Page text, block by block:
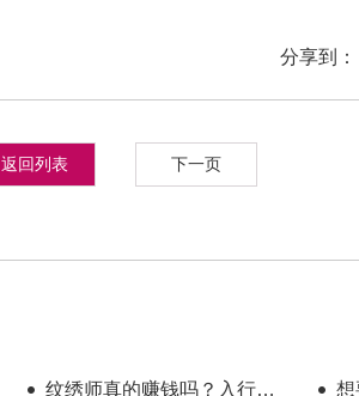
分享到：
纹绣师真的赚钱吗？入行半 想
返回列表 下一页